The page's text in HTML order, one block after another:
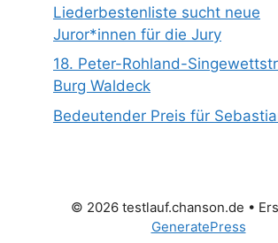
Liederbestenliste sucht neue
Juror*innen für die Jury
18. Peter-Rohland-
Burg Waldeck
Bedeutender Preis für
© 2026 testlauf.chanson.de •
GeneratePress